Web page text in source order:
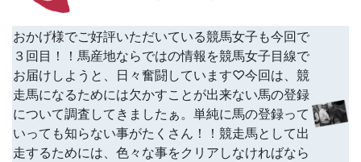
おかげ様でご好評いただいている競馬女子も今回で
３回目！！馬産地ならではの情報を競馬女子目線で
お届けしようと、日々奮闘しています♡今回は、競
走馬になるためには欠かすことが出来ない馬の登録
について調査してきましたぁ。単純に馬の登録って
いっても知らない事がたくさん！！競走馬として出
走するためには、色々な事をクリアしなければなら